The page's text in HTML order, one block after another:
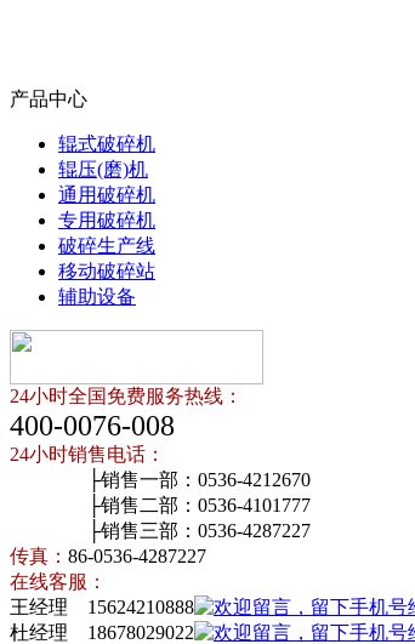
产品中心
辊式破碎机
辊压(磨)机
通用破碎机
专用破碎机
破碎生产线
移动破碎站
辅助设备
24小时全国免费服务热线：
400-0076-008
24小时销售电话：
├销售一部：0536-4212670
├销售二部：0536-4101777
├销售三部：0536-4287227
传真： 86-0536-4287227
在线客服：
王经理 15624210888
杜经理 18678029022